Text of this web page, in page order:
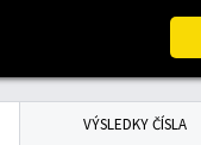
VÝSLEDKY ČÍSLA